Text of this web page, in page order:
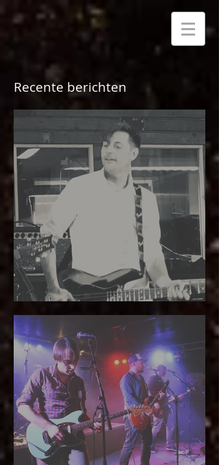
Recente berichten
NiC op Kanaal30